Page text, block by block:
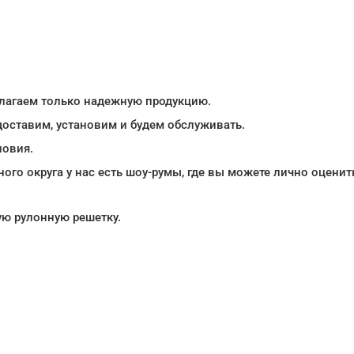
только надежную продукцию.
установим и будем обслуживать.
округа у нас есть шоу-румы, где вы можете лично
рулонную решетку.